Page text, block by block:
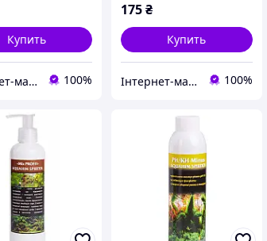
Купить
Інтернет-магазин "Aquahim Spiritol" 100%
175₴
Купить
Інтернет-магазин "Aquahim Spiritol" 100%